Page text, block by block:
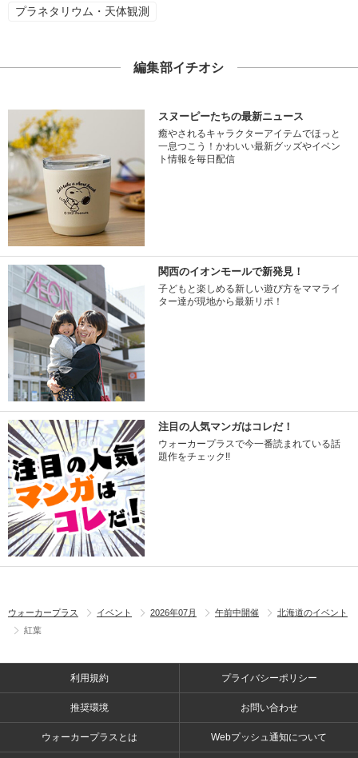
プラネタリウム・天体観測
編集部イチオシ
スヌーピーたちの最新ニュース
癒やされるキャラクターアイテムでほっと
一息つこう！かわいい最新グッズやイベン
ト情報を毎日配信
関西のイオンモールで新発見！
子どもと楽しめる新しい遊び方をママライ
ター達が現地から最新リポ！
注目の人気マンガはコレだ！
ウォーカープラスで今一番読まれている話
題作をチェック!!
ウォーカープラス イベント 2026年07月 午前中開催
北海道のイベント
紅葉
利用規約 プライバシーポリシー
推奨環境 お問い合わせ
ウォーカープラスとは Webプッシュ通知について